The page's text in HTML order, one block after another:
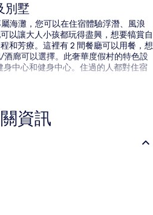
別墅
海灘，您可以在住宿體驗浮潛、風浪
以讓大人小孩都玩得盡興，想要犒賞自
和芳療。這裡有 2 間餐廳可以用餐，想
廊可以選擇。此奢華度假村的特色設
中心和健身中心。住過的人都對住宿
資訊